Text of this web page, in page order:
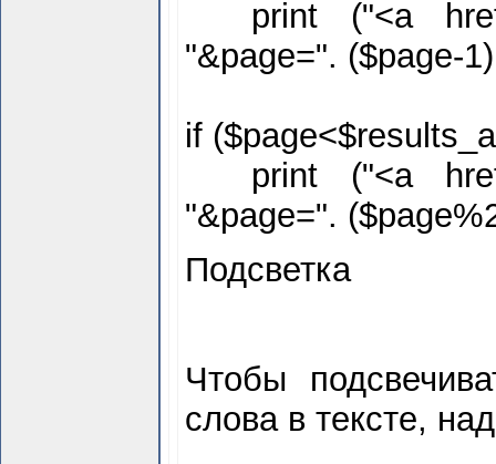
print ("<a
"&page=". ($page-
if ($page<$
print ("<a
"&page=". ($
Подсветка
Чтобы
слова в тексте,